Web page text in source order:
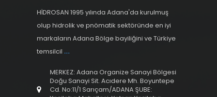
HİDROSAN 1995 yılında Adana'da kurulmuş
olup hidrolik ve pnömatik sektöründe en iyi
markaların Adana Bölge bayiliğini ve Türkiye
temsilcil ...
MERKEZ: Adana Organize Sanayi Bölgesi
Doğu Sanayi Sit. Acıdere Mh. Boyuntepe
Cd. No:11/1 Sarıçam/ADANA ŞUBE: